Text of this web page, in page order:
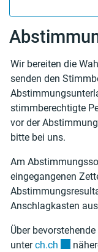
Wir bereiten die
senden den
stimmberechtigte
vor der
bitte bei uns.
Am
eingegangenen
Anschlagkasten
Über
unterch.ch
Zugehörige